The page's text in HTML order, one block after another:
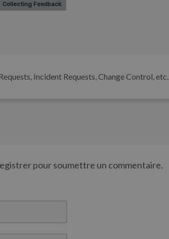
Collecting Feedback
Incident Requests, Change Control, etc.
pour soumettre un commentaire.